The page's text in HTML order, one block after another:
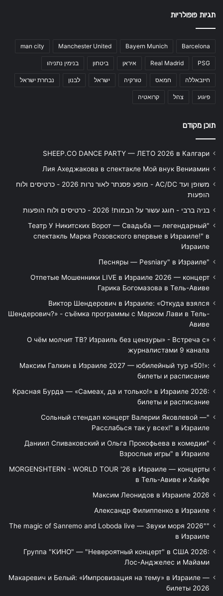
תגיות פופולריות
Barcelona
Bayern Munich
Manchester United
man city
PSG
Real Madrid איראן ביטחון בנימין נתניהו
חיזבאללה חמאס טורקיה ישראל לבנון נבחרת ישראל
פיגוע צהל קרואטיה
תוכן מקודם
SHEEP.CO DANCE PARTY — ЛЕТО 2026 в Калгари
Лия Ахеджакова в спектакле Мой внук Вениамин
משופן ועד AC/DC - מופע פסנתר לאור נרות 2026 - כרטיסים ולוח
הופעות
בניה ברבי - חוגג עשור על הבמות! 2026 - כרטיסים ולוח הופעות
"Театр У Никитских Ворот — Свадьба — легендарный
спектакль Марка Розовского впервые в Израиле!" в
Израиле
"Песняры — Pesniary" в Израиле
Отпетые Мошенники LIVE в Израиле 2026 — концерт
Гарика Богомазова в Тель-Авиве
Виктор Шендерович в Израиле: «Откуда взялся
Шендерович?» - съёмка программы с Марком Лави в Тель-
Авиве
«О чём молчит ТВ? Израиль без цензуры» - Встреча с
журналистами 9 канала
Максим Галкин в Израиле 2027 — юбилейный тур «50!»:
билеты и расписание
Красная Бурда — «Самеах, да и только!» в Израиле 2026:
билеты и расписание
"Сольный стендап концерт Валерии Яковлевой —
Расслабься так у всех!" в Израиле
"Даниил Спиваковский и Ольга Прокофьева в комедии
Взрослые игры" в Израиле
MORGENSHTERN - WORLD TOUR '26 в Израиле — концерты
в Тель-Авиве и Хайфе
Максим Леонидов в Израиле 2026
Александр Филиппенко в Израиле
"The magic of Sanremo and Loboda live — Звуки моря 2026"
в Израиле
Группа "КИНО" — "Невероятный концерт" в США 2026:
Лос-Анджелес и Майами
Макаревич и Белый: «Импровизация на тему» в Израиле —
билеты 2026